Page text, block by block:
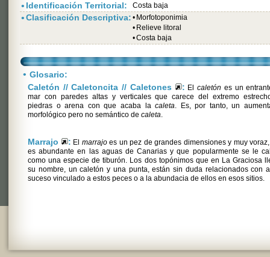
• Identificación Territorial: Costa baja
•Clasificación Descriptiva: • Morfotoponimia
• Relieve litoral
•Costa baja
• Glosario:
Caletón // Caletoncita // Caletones
: Elcaletón es un
mar con paredes altas y verticales que carece del extremo
piedras o arena con que acaba lacaleta. Es, por tanto, un
morfológico pero no semántico de caleta.
Marrajo : El marrajoes un pez de grandes dimensiones y muy
es abundante en las aguas de Canarias y que popularmente se le
como una especie de tiburón. Los dos topónimos que en La Graciosa
su nombre, un caletón y una punta, están sin duda relacionados con
suceso vinculado a estos peces o a la abundacia de ellos en esos sitios.